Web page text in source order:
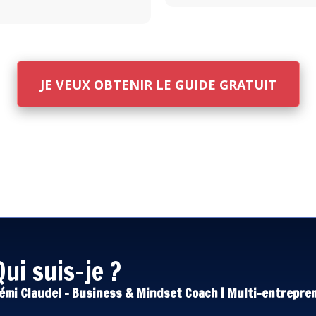
JE VEUX OBTENIR LE GUIDE GRATUIT
suis-je ?
Claudel – Business & Mindset Coach | Multi-